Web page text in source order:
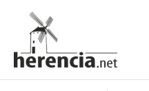
contenido